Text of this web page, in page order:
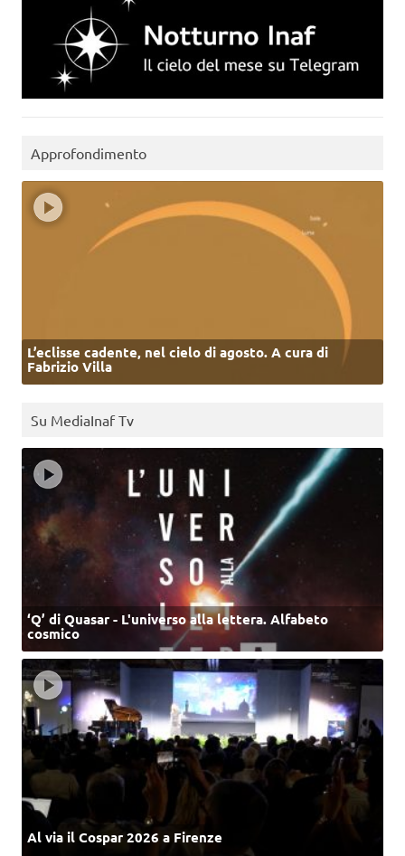
Approfondimento
L’eclisse cadente, nel cielo di agosto. A cura di
Fabrizio Villa
Su MediaInaf Tv
‘Q’ di Quasar - L'universo alla lettera. Alfabeto
cosmico
Al via il Cospar 2026 a Firenze